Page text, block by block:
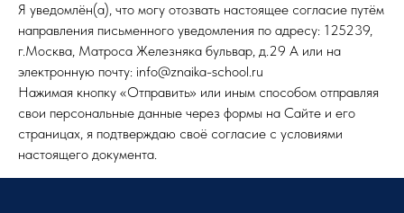
Я уведомлён(а), что могу отозвать настоящее согласие путём
направления письменного уведомления по адресу: 125239,
г.Москва, Матроса Железняка бульвар, д.29 А или на
электронную почту: info@znaika-school.ru
Нажимая кнопку «Отправить» или иным способом отправляя
свои персональные данные через формы на Сайте и его
страницах, я подтверждаю своё согласие с условиями
настоящего документа.